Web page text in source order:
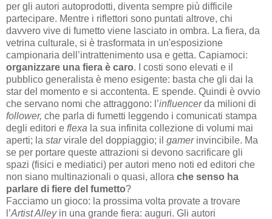
per gli autori autoprodotti, diventa sempre più difficile
partecipare. Mentre i riflettori sono puntati altrove, chi
davvero vive di fumetto viene lasciato in ombra. La fiera, da
vetrina culturale, si è trasformata in un'esposizione
campionaria dell’intrattenimento usa e getta. Capiamoci:
organizzare una fiera è caro. I costi sono elevati e il
pubblico generalista è meno esigente: basta che gli dai la
star del momento e si accontenta. E spende. Quindi è ovvio
che servano nomi che attraggono: l’influencerda milioni di
follower, che parla di fumetti leggendo i comunicati stampa
degli editori e flexa la sua infinita collezione di volumi mai
aperti; la starvirale del doppiaggio; il gamerinvincibile. Ma
se per portare queste attrazioni si devono sacrificare gli
spazi (fisici e mediatici) per autori meno noti ed editori che
non siano multinazionali o quasi, allora che senso ha
parlare di fiere del fumetto?
Facciamo un gioco: la prossima volta provate a trovare
l’Artist Alleyin una grande fiera: auguri. Gli autori